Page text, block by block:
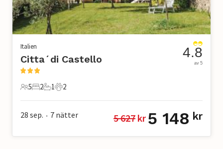
Italien
Citta´di Castello
5 Gäster
5
2 Sovrum
2
1 Badrum
1
2 Husdjur
2
4.8
av 5
28 sep. • 7 nätter 5 627 kr 5 148 kr